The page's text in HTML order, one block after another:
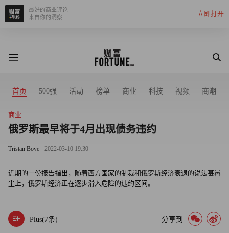
立即打开
最好的商业评论
来自你的洞察
首页 500强 活动 榜单 商业 科技 视频 商潮
商业
俄罗斯最早将于4月出现债务违约
Tristan Bove 2022-03-10 19:30
近期的一份报告指出，随着西方国家的制裁和俄罗斯经济衰退的说法甚嚣
尘上，俄罗斯经济正在逐步滑入危险的违约区间。
Plus(7条) 分享到